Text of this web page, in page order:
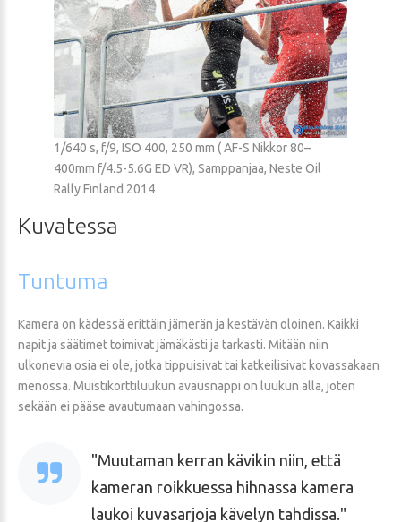
1/640 s, f/9, ISO 400, 250 mm ( AF-S Nikkor 80–
400mm f/4.5-5.6G ED VR), Samppanjaa, Neste Oil
Rally Finland 2014
Kuvatessa
Tuntuma
Kamera on kädessä erittäin jämerän ja kestävän oloinen. Kaikki
napit ja säätimet toimivat jämäkästi ja tarkasti. Mitään niin
ulkonevia osia ei ole, jotka tippuisivat tai katkeilisivat kovassakaan
menossa. Muistikorttiluukun avausnappi on luukun alla, joten
sekään ei pääse avautumaan vahingossa.
Muutaman kerran kävikin niin, että
kameran roikkuessa hihnassa kamera
laukoi kuvasarjoja kävelyn tahdissa.